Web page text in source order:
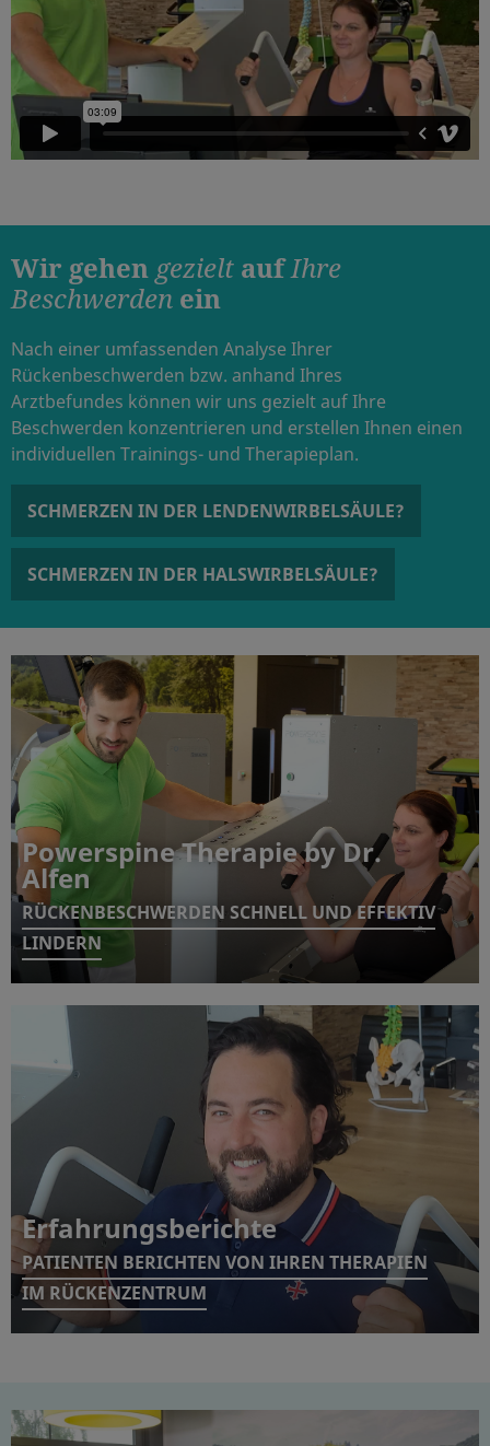
Wir gehen gezielt aufIhre
Beschwerden ein
Nach einer umfassenden Analyse Ihrer
Rückenbeschwerden bzw. anhand Ihres
Arztbefundes können wir uns gezielt auf Ihre
Beschwerden konzentrieren und erstellen Ihnen einen
individuellen Trainings- und Therapieplan.
SCHMERZEN IN DER LENDENWIRBELSÄULE?
SCHMERZEN IN DER HALSWIRBELSÄULE?
Powerspine Therapie by Dr.
Alfen
RÜCKENBESCHWERDEN SCHNELL UND EFFEKTIV
LINDERN
Erfahrungsberichte
PATIENTEN BERICHTEN VON IHREN THERAPIEN
IM RÜCKENZENTRUM